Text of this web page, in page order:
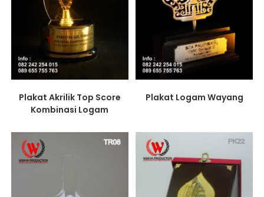
Plakat Akrilik Top Score
Kombinasi Logam
Plakat Logam Wayang